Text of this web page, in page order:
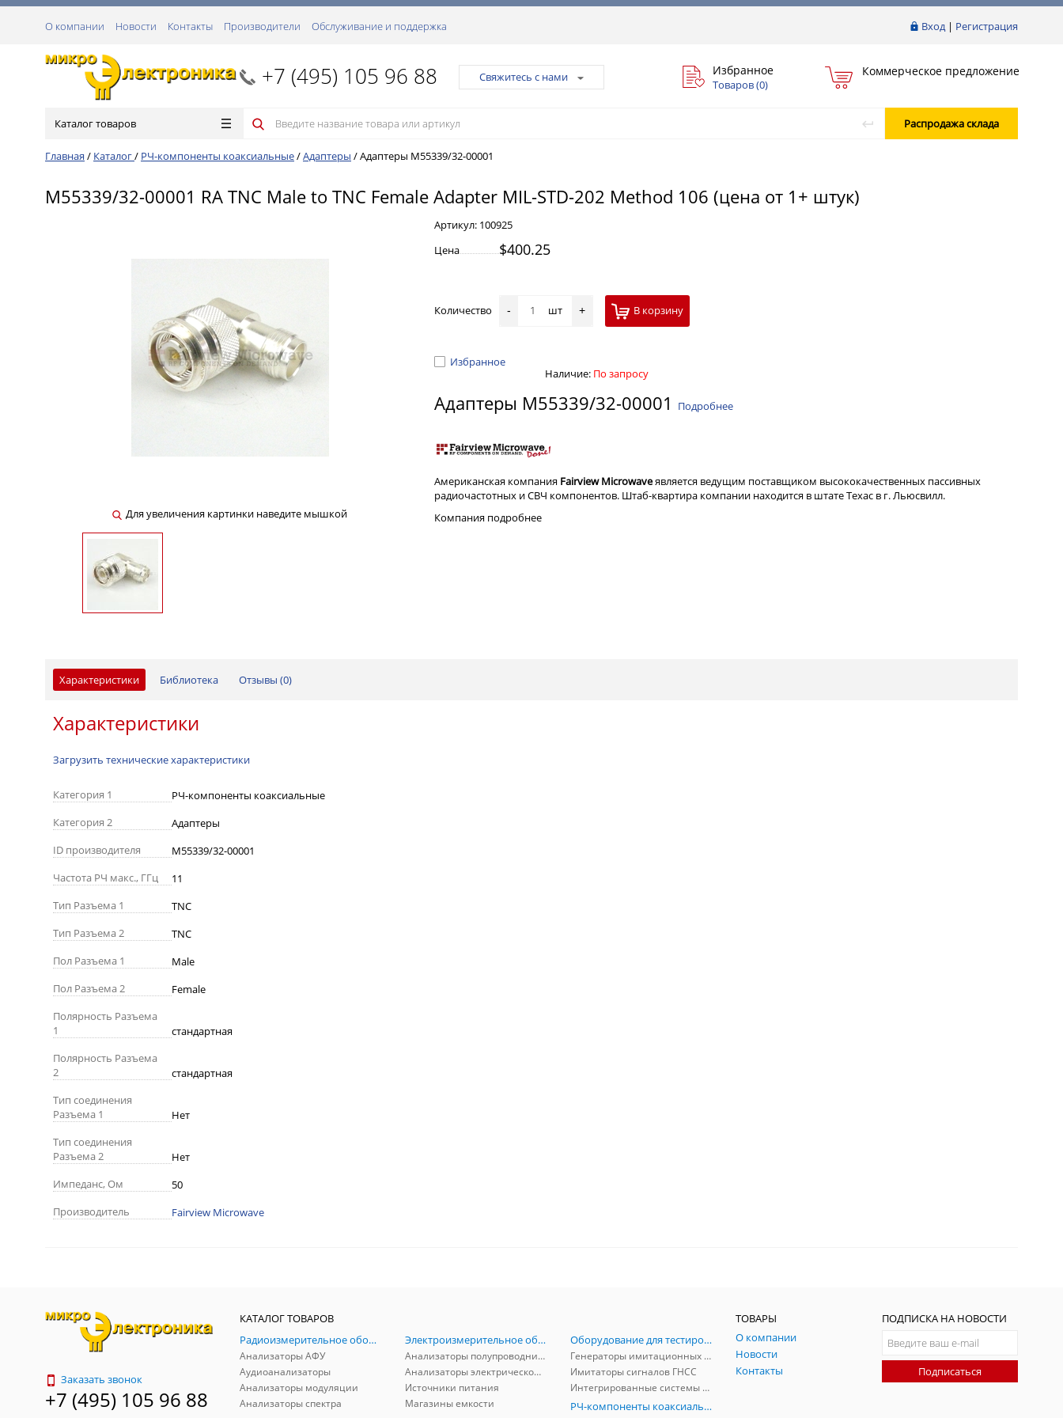
Вход| Регистрация
О компании Новости Контакты Производители Обслуживание и поддержка
+7 (495) 105 96 88 Свяжитесь с нами Избранное
Товаров (0)
Коммерческое предложение
Каталог товаров Распродажа склада
Главная / Каталог/ РЧ-компоненты коаксиальные/Адаптеры /Адаптеры M55339/32-00001
M55339/32-00001 RA TNC Male to TNC Female Adapter MIL-STD-202 Method 106 (цена от 1+ штук)
Для увеличения картинки наведите мышкой
Артикул: 100925
Цена
$400.25
Количество - шт + В корзину
Избранное
Наличие: По запросу
Адаптеры M55339/32-00001 Подробнее
Американская компания Fairview Microwaveявляется ведущим поставщиком высококачественных пассивных
радиочастотных и СВЧ компонентов. Штаб-квартира компании находится в штате Техас в г. Льюсвилл.
Компания подробнее
Характеристики Библиотека Отзывы (0)
Характеристики
Загрузить технические характеристики
Категория 1
РЧ-компоненты коаксиальные
Категория 2
Адаптеры
ID производителя
M55339/32-00001
Частота РЧ макс., ГГц
11
Тип Разъема 1
TNC
Тип Разъема 2
TNC
Пол Разъема 1
Male
Пол Разъема 2
Female
Полярность Разъема
1
стандартная
Полярность Разъема
2
стандартная
Тип соединения
Разъема 1
Нет
Тип соединения
Разъема 2
Нет
Импеданс, Ом
50
Производитель
Fairview Microwave
Заказать звонок
+7 (495) 105 96 88
КАТАЛОГ ТОВАРОВ
Радиоизмерительное оборудование
Анализаторы АФУ
Аудиоанализаторы
Анализаторы модуляции
Анализаторы спектра
Электроизмерительное оборудование
Анализаторы полупроводников
Анализаторы электрической мощности
Источники питания
Магазины емкости
Оборудование для тестирования и симуляции ГНСС
Генераторы имитационных и заградительных помех
Имитаторы сигналов ГНСС
Интегрированные системы защиты от ГНСС-помех
РЧ-компоненты коаксиальные
ТОВАРЫ
О компании
Новости
Контакты
ПОДПИСКА НА НОВОСТИ
Подписаться